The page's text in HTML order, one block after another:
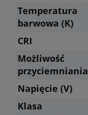
Temperatura
barwowa (K)
CRI
Możliwość
przyciemniania
Napięcie (V)
Klasa